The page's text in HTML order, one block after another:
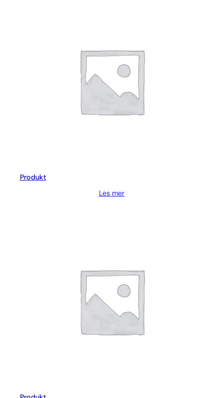
Produkt
Les mer